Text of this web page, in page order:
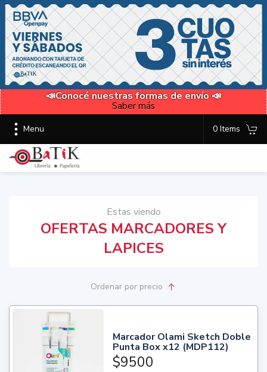
📣Conocé nuestras formas de envío 📣
Saber más
Menu 0 Items
Estas viendo
OFERTAS MARCADORES Y
LAPICES
Ordenarpor precio
Marcador Olami Sketch Doble
Punta Box x12 (MDP112)
$9500